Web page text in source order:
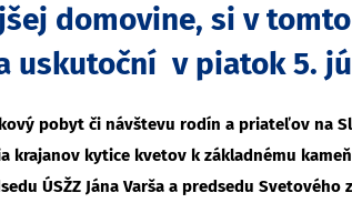
domovine, si v
uskutoční v piatok 5.
pobyt či návštevu rodín a priateľov na
kytice kvetov k základnému
ÚSŽZ Jána Varša a predsedu